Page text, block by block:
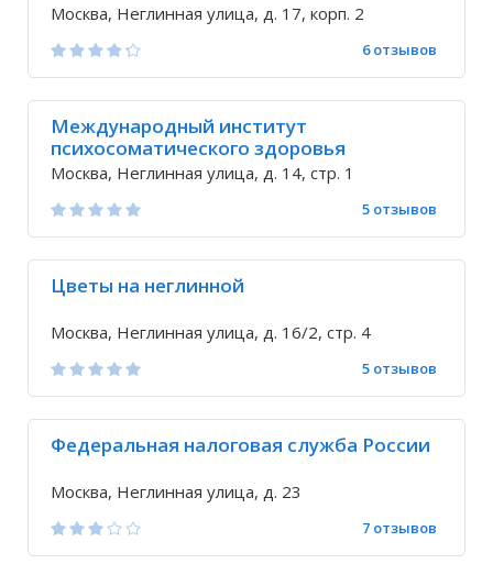
Москва, Неглинная улица, д. 17, корп. 2
6 отзывов
Международный институт
психосоматического здоровья
Москва, Неглинная улица, д. 14, стр. 1
5 отзывов
Цветы на неглинной
Москва, Неглинная улица, д. 16/2, стр. 4
5 отзывов
Федеральная налоговая служба России
Москва, Неглинная улица, д. 23
7 отзывов